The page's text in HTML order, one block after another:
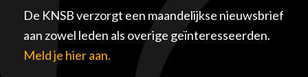
De KNSB verzorgt een maandelijkse nieuwsbrief
aan zowel leden als overige geïnteresseerden.
Meld je hier aan.